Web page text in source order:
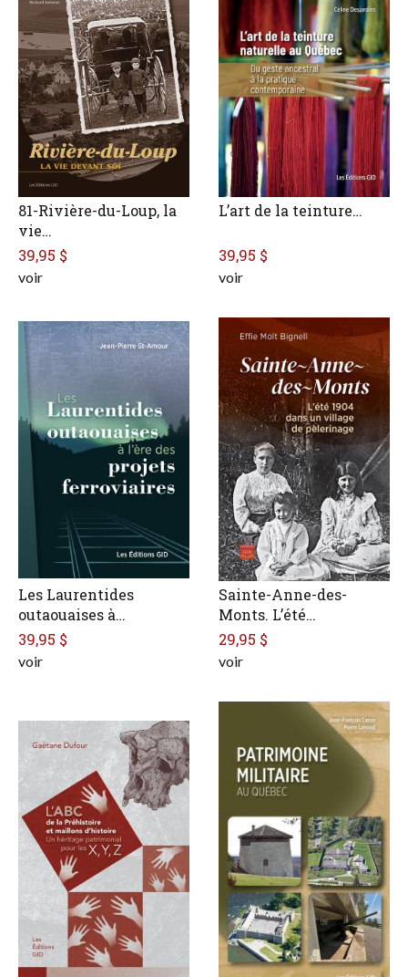
81-Rivière-du-Loup, la
vie…
39,95 $
voir
L’art de la teinture…
39,95 $
voir
Les Laurentides
outaouaises à…
39,95 $
voir
Sainte-Anne-des-
Monts. L’été…
29,95 $
voir